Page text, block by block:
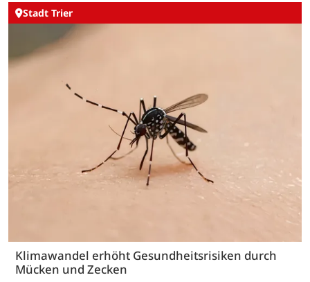
Stadt Trier
Klimawandel erhöht Gesundheitsrisiken durch
Mücken und Zecken